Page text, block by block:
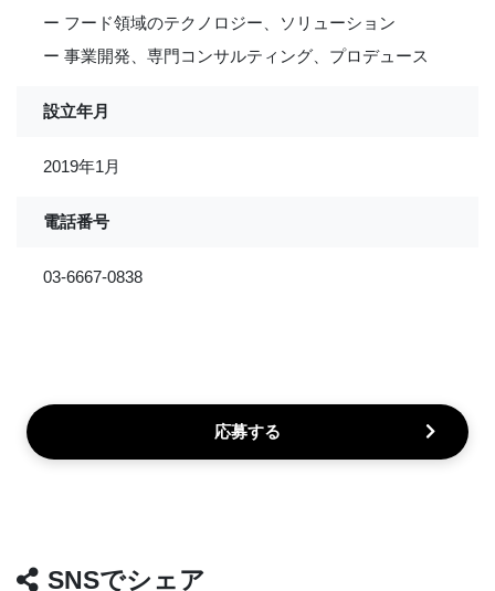
ー フード領域のテクノロジー、ソリューション
ー 事業開発、専門コンサルティング、プロデュース
設立年月
2019年1月
電話番号
03-6667-0838
応募する
SNSでシェア